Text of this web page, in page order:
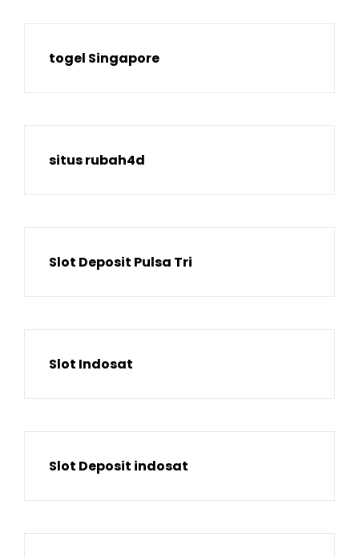
togel Singapore
situs rubah4d
Slot Deposit Pulsa Tri
Slot Indosat
Slot Deposit indosat